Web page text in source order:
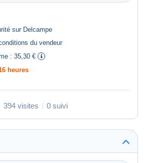
sur Delcampe
du vendeur
: 35,30 €
heures
394 visites 0 suivi